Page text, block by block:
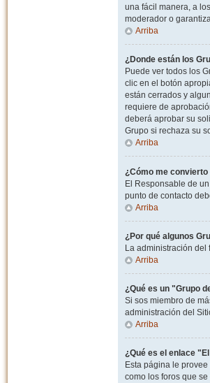
una fácil manera, a
moderador o
Arriba
¿Donde están los
Puede ver todos los
clic en el botón
están cerrados y
requiere de
deberá aprobar su
Grupo si rechaza su
Arriba
¿Cómo me
El Responsable de
punto de contacto
Arriba
¿Por qué algunos
La administración del
Arriba
¿Qué es un "Grupo
Si sos miembro de
administración del
Arriba
¿Qué es el enlace
Esta página le
como los foros que